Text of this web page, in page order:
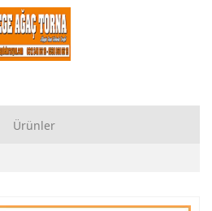
Ürünler